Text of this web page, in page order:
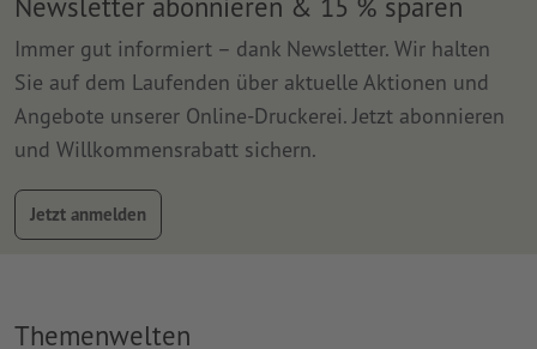
Immer gut informiert – dank Newsletter. Wir halten
Sie auf dem Laufenden über aktuelle Aktionen und
Angebote unserer Online-Druckerei. Jetzt abonnieren
und Willkommensrabatt sichern.
Jetzt anmelden
Themenwelten